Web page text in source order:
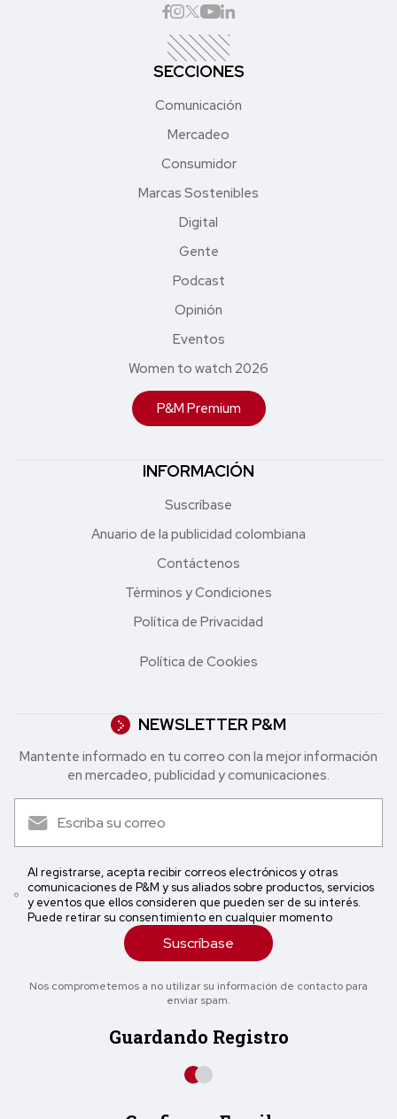
SECCIONES
Comunicación
Mercadeo
Consumidor
Marcas Sostenibles
Digital
Gente
Podcast
Opinión
Eventos
Women to watch 2026
P&M Premium
INFORMACIÓN
Suscríbase
Anuario de la publicidad colombiana
Contáctenos
Términos y Condiciones
Política de Privacidad
Política de Cookies
NEWSLETTER P&M
Mantente informado en tu correo con la mejor in formación
en mercadeo, publicidad y comunicaciones.
Al registrarse, acepta recibir correos electrónicos y otras
comunicaciones de P&M y sus aliados sobre productos, servicios
y eventos que ellos consideren que pueden ser de su interés.
Puede retirar su consentimiento en cualquier momento
Suscríbase
Nos comprometemos a no utilizar su información de contacto para
enviar spam.
Guardando Registro